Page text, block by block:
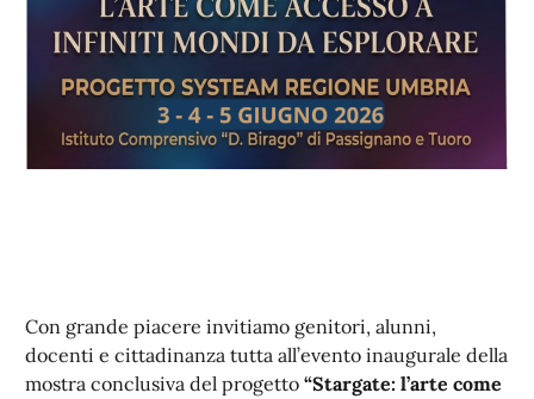
Con grande piacere invitiamo genitori, alunni,
docenti e cittadinanza tutta all’evento inaugurale della
mostra conclusiva del progetto “Stargate: l’arte come